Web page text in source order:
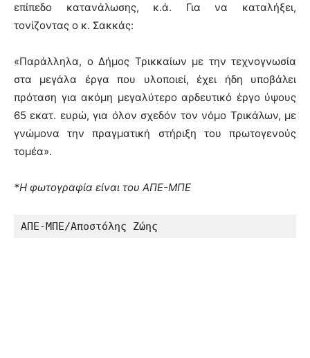
επίπεδο κατανάλωσης, κ.ά. Για να καταλήξει,
τονίζοντας ο κ. Σακκάς:
«Παράλληλα, ο Δήμος Τρικκαίων με την τεχνογνωσία
στα μεγάλα έργα που υλοποιεί, έχει ήδη υποβάλει
πρόταση για ακόμη μεγαλύτερο αρδευτικό έργο ύψους
65 εκατ. ευρώ, για όλον σχεδόν τον νόμο Τρικάλων, με
γνώμονα την πραγματική στήριξη του πρωτογενούς
τομέα».
*Η φωτογραφία είναι του ΑΠΕ-ΜΠΕ
ΑΠΕ-ΜΠΕ/Αποστόλης Ζώης